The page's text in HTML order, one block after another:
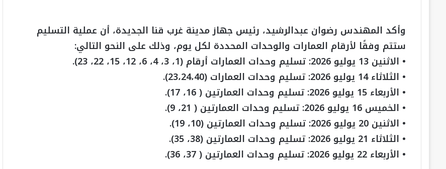
وأكد المهندس رضوان عبدالرشيد، رئيس جهاز مدينة غرب قنا الجديدة، أن عملية التسليم
ستتم وفقًا لأرقام العمارات والوحدات المحددة لكل يوم، وذلك على النحو التالي:
• الاثنين 13 يوليو 2026: تسليم وحدات العمارات أرقام (1، 3، 4، 6، 12، 15، 22، 23).
• الثلاثاء 14 يوليو 2026: تسليم وحدات العمارات (23،24،40).
• الأربعاء 15 يوليو 2026: تسليم وحدات العمارتين ( 16، 17).
• الخميس 16 يوليو 2026: تسليم وحدات العمارتين ( 21، 9).
• الاثنين 20 يوليو 2026: تسليم وحدات العمارتين (10، 19).
• الثلاثاء 21 يوليو 2026: تسليم وحدات العمارتين (38، 35).
• الأربعاء 22 يوليو 2026: تسليم وحدات العمارتين ( 37، 36).